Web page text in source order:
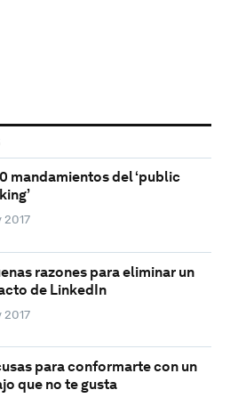
mandamientos del ‘public
2017
razones para eliminar un
de LinkedIn
2017
para conformarte con un
que no te gusta